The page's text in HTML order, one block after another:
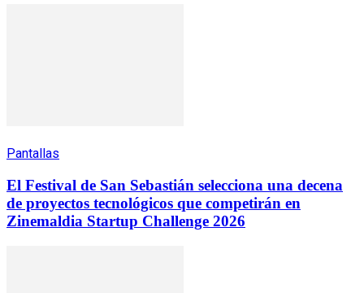
Pantallas
El Festival de San Sebastián selecciona una decena
de proyectos tecnológicos que competirán en
Zinemaldia Startup Challenge 2026